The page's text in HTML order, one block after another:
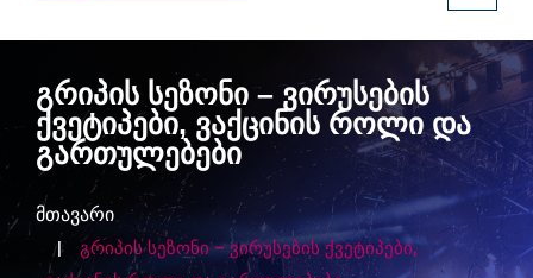
გრიპის სეზონი – ვირუსების
ქვეტიპები, ვაქცინის როლი და
გართულებები
მთავარი
გრიპის სეზონი – ვირუსების ქვეტიპები,